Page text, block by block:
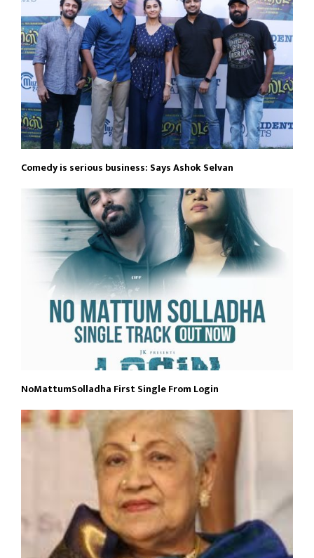
Comedy is serious business: Says Ashok Selvan
NoMattumSolladha First Single From Login